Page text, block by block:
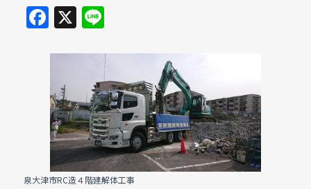
F
a
c
e
b
o
o
k
X Li
e
泉大津市RC造４階建解体工事